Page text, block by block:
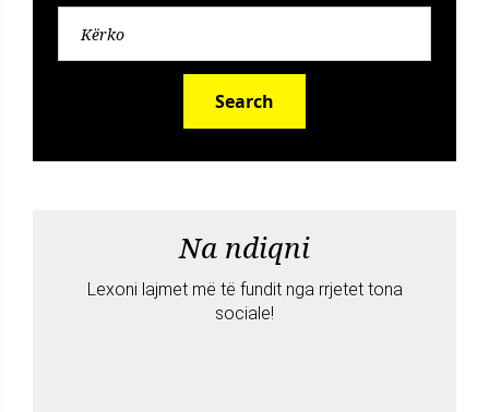
Search
Na ndiqni
Lexoni lajmet më të fundit nga rrjetet tona
sociale!